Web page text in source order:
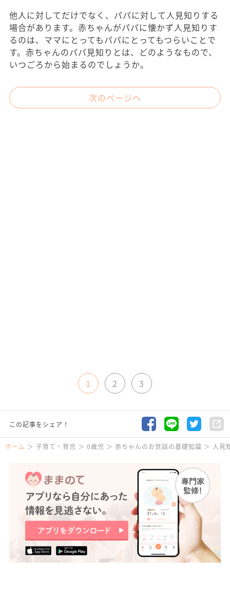
他人に対してだけでなく、パパに対して人見知りする
場合があります。赤ちゃんがパパに懐かず人見知りす
るのは、ママにとってもパパにとってもつらいことで
す。赤ちゃんのパパ見知りとは、どのようなもので、
いつごろから始まるのでしょうか。
次のページへ
1 2 3
この記事をシェア！
ホーム 子育て・育児 0歳児 赤ちゃんのお世話の基礎知識 人見